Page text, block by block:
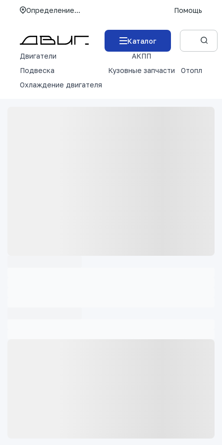
Определение... Помощь
Каталог
Двигатели
АКПП
Подвеска
Кузовные запчасти
Отопление
Охлаждение двигателя